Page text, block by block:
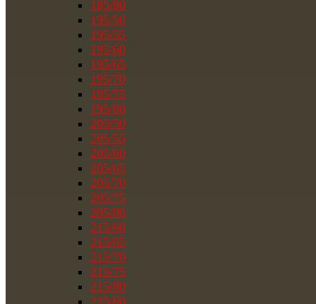
185/80
195/50
195/55
195/60
195/65
195/70
195/75
195/80
205/50
205/55
205/60
205/65
205/70
205/75
205/80
215/60
215/65
215/70
215/75
215/80
225/60